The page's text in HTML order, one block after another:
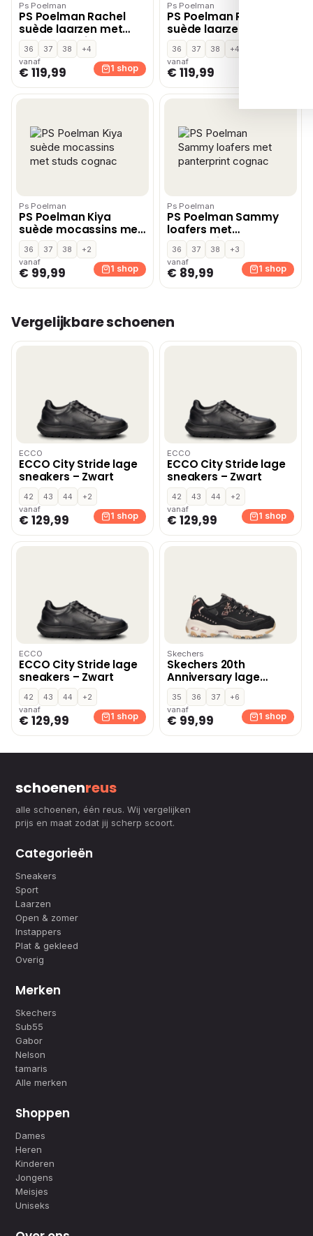
Ps Poelman
PS Poelman Rachel
suède laarzen met
blokhak bruin
36 37 38
+4
vanaf
€ 119,99 1 shop
Ps Poelman
PS Poelman Rachel
suède laarzen met
blokhak cognac
36 37 38
+4
vanaf
€ 119,99
Ps Poelman
PS Poelman Kiya
suède mocassins met
studs cognac
36 37 38
+2
vanaf
€ 99,99 1 shop
Ps Poelman
PS Poelman Sammy
loafers met
panterprint cognac
36 37 38
+3
vanaf
€ 89,99 1 shop
Vergelijkbare schoenen
ECCO
ECCO City Stride lage
sneakers – Zwart
42 43 44
+2
vanaf
€ 129,99 1 shop
ECCO
ECCO City Stride lage
sneakers – Zwart
42 43 44
+2
vanaf
€ 129,99 1 shop
ECCO
ECCO City Stride lage
sneakers – Zwart
42 43 44
+2
vanaf
€ 129,99 1 shop
Skechers
Skechers 20th
Anniversary lage
sneakers – Zwart
35 36 37
+6
vanaf
€ 99,99 1 shop
schoenenreus
alle schoenen, één reus. Wij vergelijken
prijs en maat zodat jij scherp scoort.
Categorieën
Sneakers
Sport
Laarzen
Open & zomer
Instappers
Plat & gekleed
Overig
Merken
Skechers
Sub55
Gabor
Nelson
tamaris
Alle merken
Shoppen
Dames
Heren
Kinderen
Jongens
Meisjes
Uniseks